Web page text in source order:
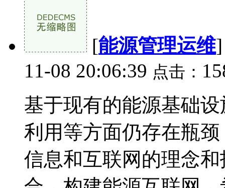
[能源管理运维
11-08 20:06:39 点击：
基于现有的能源基础
利用等方面仍存在瓶
信息和互联网的理念